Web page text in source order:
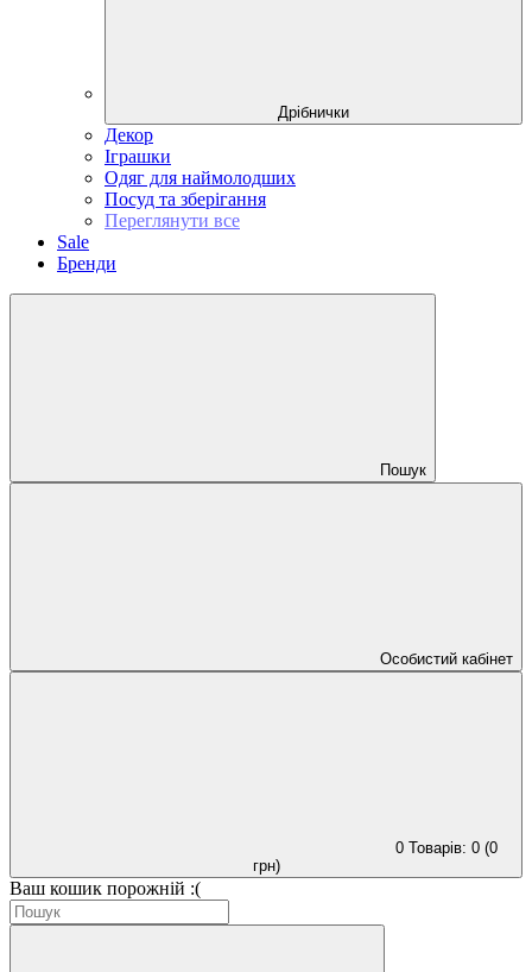
Дрібнички
Декор
Іграшки
Одяг для наймолодших
Посуд та зберігання
Переглянути все
Sale
Бренди
Пошук
Особистий кабінет
0 Товарів: 0 (0
грн)
Ваш кошик порожній :(